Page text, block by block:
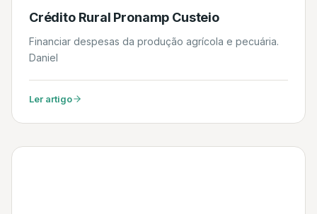
Crédito Rural Pronamp Custeio
Financiar despesas da produção agrícola e pecuária.
Daniel
Ler artigo